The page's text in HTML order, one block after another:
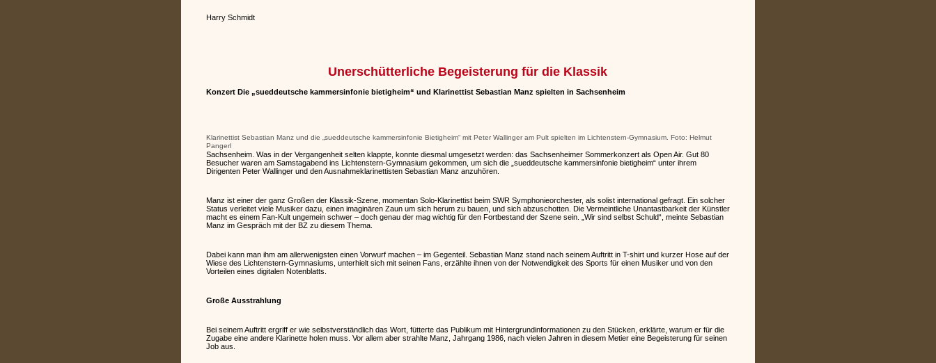
Harry Schmidt
Unerschütterliche Begeisterung für die Klassik
Konzert Die „sueddeutsche kammersinfonie bietigheim“ und Klarinettist Sebastian Manz spielten in Sachsenheim
Klarinettist Sebastian Manz und die „sueddeutsche kammersinfonie Bietigheim“ mit Peter Wallinger am Pult spielten im Lichtenstern-Gymnasium. Foto: Helmut
Pangerl
Sachsenheim. Was in der Vergangenheit selten klappte, konnte diesmal umgesetzt werden: das Sachsenheimer Sommerkonzert als Open Air. Gut 80
Besucher waren am Samstagabend ins Lichtenstern-Gymnasium gekommen, um sich die „sueddeutsche kammersinfonie bietigheim“ unter ihrem
Dirigenten Peter Wallinger und den Ausnahmeklarinettisten Sebastian Manz anzuhören.
Manz ist einer der ganz Großen der Klassik-Szene, momentan Solo-Klarinettist beim SWR Symphonieorchester, als solist international gefragt. Ein solcher
Status verleitet viele Musiker dazu, einen imaginären Zaun um sich herum zu bauen, und sich abzuschotten. Die Vermeintliche Unantastbarkeit der Künstler
macht es einem Fan-Kult ungemein schwer – doch genau der mag wichtig für den Fortbestand der Szene sein. „Wir sind selbst Schuld“, meinte Sebastian
Manz im Gespräch mit der BZ zu diesem Thema.
Dabei kann man ihm am allerwenigsten einen Vorwurf machen – im Gegenteil. Sebastian Manz stand nach seinem Auftritt in T-shirt und kurzer Hose auf der
Wiese des Lichtenstern-Gymnasiums, unterhielt sich mit seinen Fans, erzählte ihnen von der Notwendigkeit des Sports für einen Musiker und von den
Vorteilen eines digitalen Notenblatts.
Große Ausstrahlung
Bei seinem Auftritt ergriff er wie selbstverständlich das Wort, fütterte das Publikum mit Hintergrundinformationen zu den Stücken, erklärte, warum er für die
Zugabe eine andere Klarinette holen muss. Vor allem aber strahlte Manz, Jahrgang 1986, nach vielen Jahren in diesem Metier eine Begeisterung für seinen
Job aus.